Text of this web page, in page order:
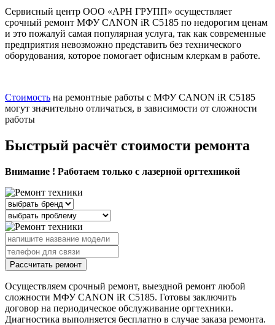
Сервисный центр ООО «АРН ГРУПП» осуществляет
срочный ремонт МФУ CANON iR C5185 по недорогим ценам
и это пожалуй самая популярная услуга, так как современные
предприятия невозможно представить без технического
оборудования, которое помогает офисным клеркам в работе.
Стоимость на ремонтные работы с МФУ CANON iR C5185
могут значительно отличаться, в зависимости от сложности
работы
Быстрый расчёт стоимости ремонта
Внимание ! Работаем только с лазерной оргтехникой
Рассчитать ремонт
Осуществляем срочный ремонт, выездной ремонт любой
сложности МФУ CANON iR C5185. Готовы заключить
договор на периодическое обслуживание оргтехники.
Диагностика выполняется бесплатно в случае заказа ремонта.